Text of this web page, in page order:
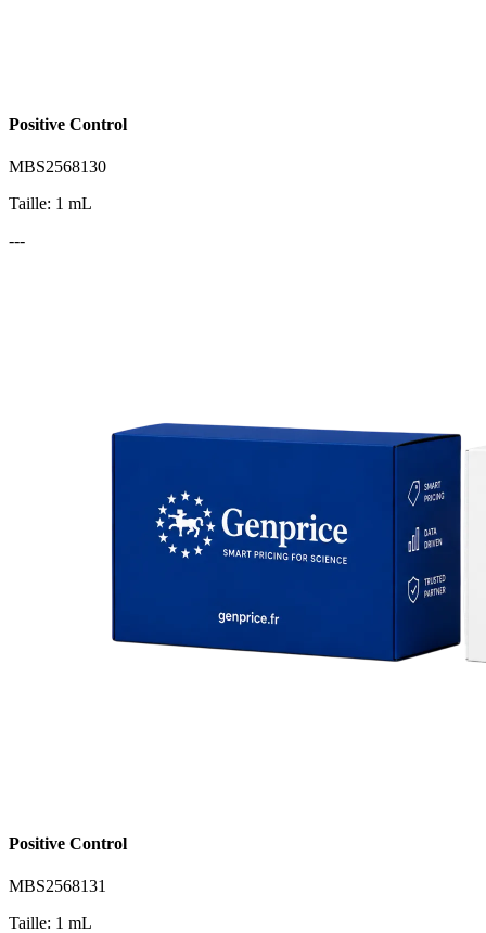
Positive Control
MBS2568130
Taille: 1 mL
---
Positive Control
MBS2568131
Taille: 1 mL